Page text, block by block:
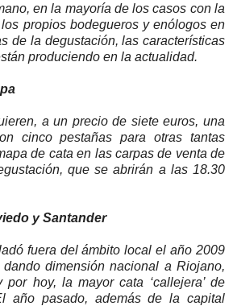
en la mayoría de los casos con la
propios bodegueros y enólogos en
de la degustación, las características
produciendo en la actualidad.
a un precio de siete euros, una
cinco pestañas para otras tantas
de cata en las carpas de venta de
que se abrirán a las 18.30
y Santander
fuera del ámbito local el año 2009
dimensión nacional a Riojano,
hoy, la mayor cata ‘callejera’ de
año pasado, además de la capital